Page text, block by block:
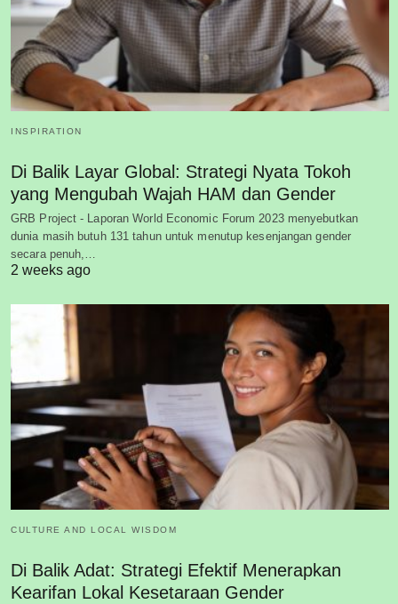
INSPIRATION
Di Balik Layar Global: Strategi Nyata Tokoh
yang Mengubah Wajah HAM dan Gender
GRB Project - Laporan World Economic Forum 2023 menyebutkan
dunia masih butuh 131 tahun untuk menutup kesenjangan gender
secara penuh,…
2 weeks ago
CULTURE AND LOCAL WISDOM
Di Balik Adat: Strategi Efektif Menerapkan
Kearifan Lokal Kesetaraan Gender